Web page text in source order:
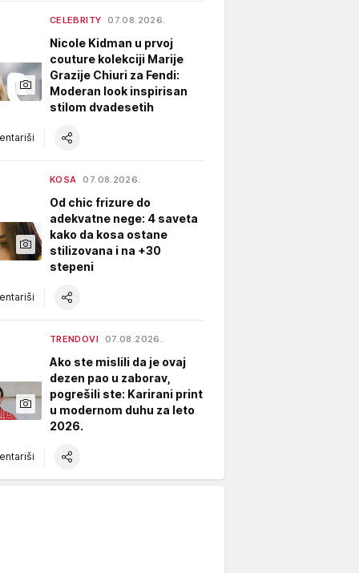
CELEBRITY 07.08.2026.
Nicole Kidman u prvoj
couture kolekciji Marije
Grazije Chiuri za Fendi:
Moderan look inspirisan
stilom dvadesetih
KOSA 07.08.2026.
Od chic frizure do
adekvatne nege: 4 saveta
kako da kosa ostane
stilizovana i na +30
stepeni
TRENDOVI 07.08.2026.
Ako ste mislili da je ovaj
dezen pao u zaborav,
pogrešili ste: Karirani print
u modernom duhu za leto
2026.